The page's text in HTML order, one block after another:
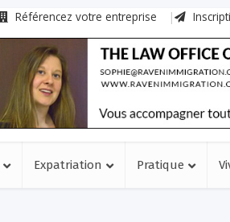
Référencez votre entreprise
Expatriation Pratique